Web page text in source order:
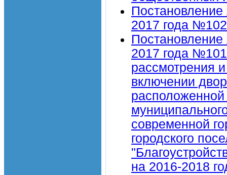
2017 года
2017 года
рассмотрения
включении
современной
городского
на 2016-2018